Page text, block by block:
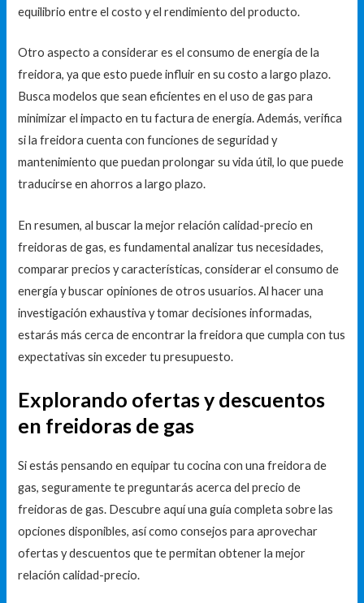
equilibrio entre el costo y el rendimiento del producto.
Otro aspecto a considerar es el consumo de energía de la
freidora, ya que esto puede influir en su costo a largo plazo.
Busca modelos que sean eficientes en el uso de gas para
minimizar el impacto en tu factura de energía. Además, verifica
si la freidora cuenta con funciones de seguridad y
mantenimiento que puedan prolongar su vida útil, lo que puede
traducirse en ahorros a largo plazo.
En resumen, al buscar la mejor relación calidad-precio en
freidoras de gas, es fundamental analizar tus necesidades,
comparar precios y características, considerar el consumo de
energía y buscar opiniones de otros usuarios. Al hacer una
investigación exhaustiva y tomar decisiones informadas,
estarás más cerca de encontrar la freidora que cumpla con tus
expectativas sin exceder tu presupuesto.
Explorando ofertas y descuentos
en freidoras de gas
Si estás pensando en equipar tu cocina con una freidora de
gas, seguramente te preguntarás acerca del precio de
freidoras de gas. Descubre aquí una guía completa sobre las
opciones disponibles, así como consejos para aprovechar
ofertas y descuentos que te permitan obtener la mejor
relación calidad-precio.